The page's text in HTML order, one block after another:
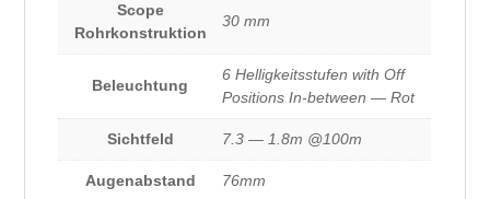
Scope
Rohrkonstruktion
30 mm
Beleuchtung
6 Helligkeitsstufen with Off
Positions In-between — Rot
Sichtfeld 7.3 — 1.8m @100m
Augenabstand 76mm